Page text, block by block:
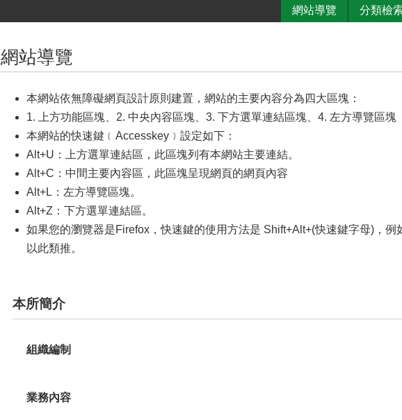
網站導覽 分類檢
網站導覽
本網站依無障礙網頁設計原則建置，網站的主要內容分為四大區塊：
1. 上方功能區塊、2. 中央內容區塊、3. 下方選單連結區塊 、4. 左方導覽區塊
本網站的快速鍵﹝Accesskey﹞設定如下：
Alt+U：上方選單連結區，此區塊列有本網站主要連結。
Alt+C：中間主要內容區，此區塊呈現網頁的網頁內容
Alt+L：左方導覽區塊。
Alt+Z：下方選單連結區。
如果您的瀏覽器是Firefox，快速鍵的使用方法是 Shift+Alt+(快速鍵字母)，例
以此類推。
本所簡介
組織編制
業務內容